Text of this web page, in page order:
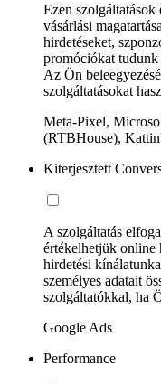
Ezen szolgáltatások
vásárlási
hirdetéseket,
promóciókat
Az Ön
szolgáltatásokat
Meta-Pixel,
(RTBHouse),
Kiterjesztett
A szolgáltatás
értékelhetjük online
hirdetési
személyes adatait
szolgáltatókkal, ha
Google Ads
Performance